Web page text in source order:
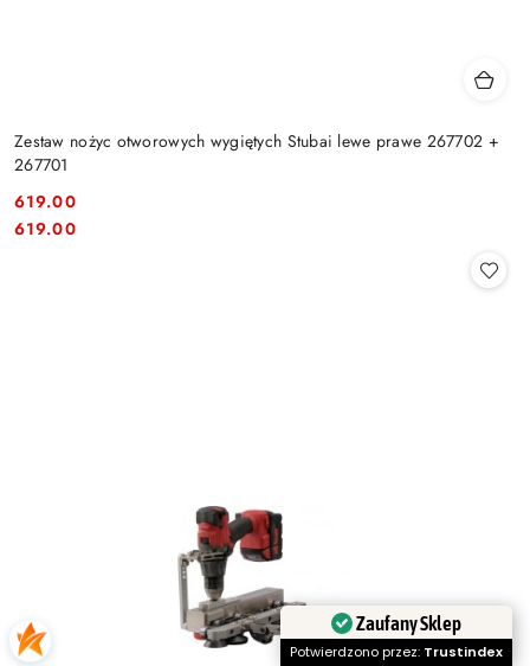
Zestaw nożyc otworowych wygiętych Stubai lewe prawe 267702 +
267701
Cena:
619.00
Cena:
619.00
Zaufany Sklep
Potwierdzono przez: Trustindex